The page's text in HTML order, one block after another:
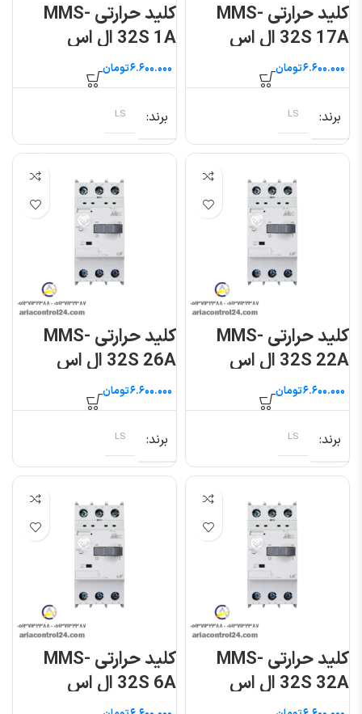
کلید حرارتی MMS-
32S 17A ال اس
تومان
برند LS
کلید حرارتی MMS-
32S 1A ال اس
تومان
برند LS
کلید حرارتی MMS-
32S 22A ال اس
تومان
برند LS
کلید حرارتی MMS-
32S 26A ال اس
تومان
برند LS
کلید حرارتی MMS-
32S 32A ال اس
کلید حرارتی MMS-
32S 6A ال اس